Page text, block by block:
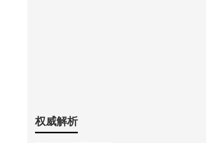
权威解析